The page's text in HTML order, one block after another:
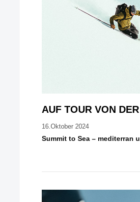
AUF TOUR VON
16.Oktober 2024
Summit to Sea – mediterran